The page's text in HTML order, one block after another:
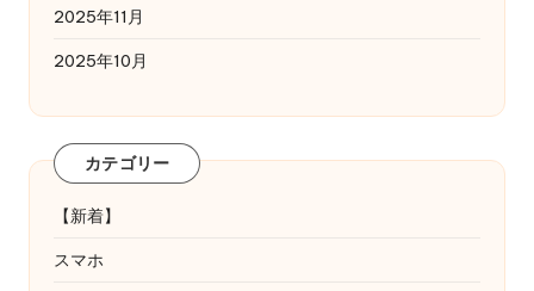
2025年11月
2025年10月
カテゴリー
【新着】
スマホ